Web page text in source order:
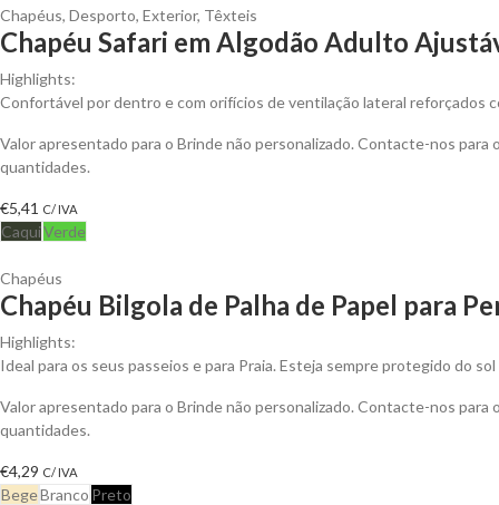
Chapéus, Desporto, Exterior, Têxteis
Chapéu Safari em Algodão Adulto
Highlights:
Confortável por dentro e com orifícios de ventilação lateral reforçados
Valor apresentado para o Brinde não personalizado. Contacte-nos
quantidades.
€5,41 C/ IVA
CaquiVerde
Chapéus
Chapéu Bilgola de Palha de Papel para
Highlights:
Ideal para os seus passeios e para Praia. Esteja sempre protegido do
Valor apresentado para o Brinde não personalizado. Contacte-nos
quantidades.
€4,29 C/ IVA
BegeBranco Preto